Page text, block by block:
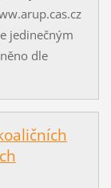
jedinečným
dle